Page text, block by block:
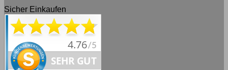
Sicher Einkaufen